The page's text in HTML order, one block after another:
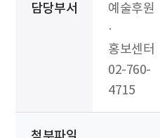
담당부서
예술후원
·
홍보센터
02-760-
4715